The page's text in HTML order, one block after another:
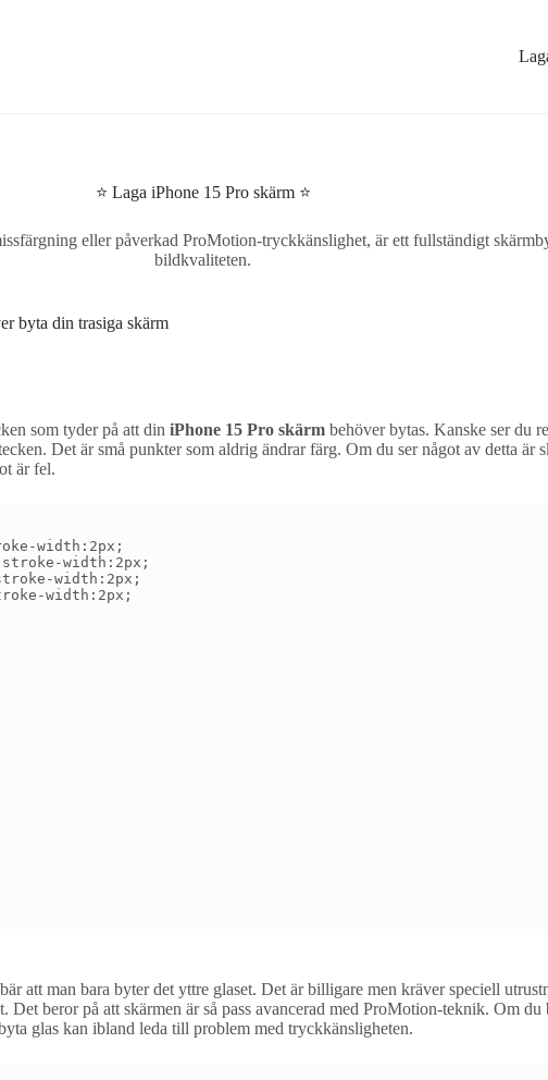
⭐ Laga iPhone 15 Pro skärm ⭐
eller påverkad ProMotion-tryckkänslighet, är ett fullständigt
bildkvaliteten.
byta din trasiga skärm
som tyder på att din iPhone 15 Pro skärm behöver bytas. Kanske ser du
Det är små punkter som aldrig ändrar färg. Om du ser något av detta är
är fel.
width:2px;
width:2px;
width:2px;
width:2px;
att man bara byter det yttre glaset. Det är billigare men kräver speciell
Det beror på att skärmen är så pass avancerad med ProMotion-teknik. Om
glas kan ibland leda till problem med tryckkänsligheten.